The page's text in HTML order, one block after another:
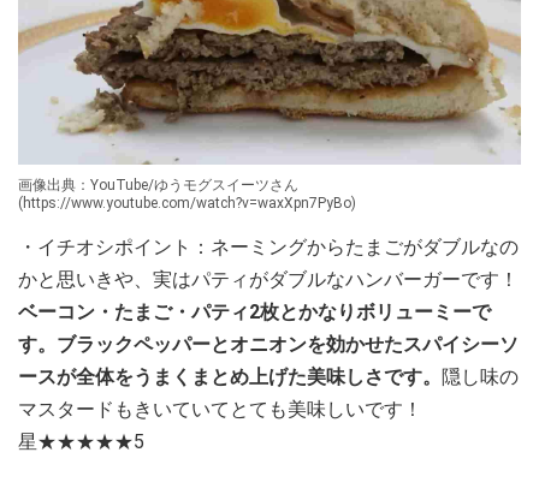
画像出典：YouTube/ゆうモグスイーツさん
(https://www.youtube.com/watch?v=waxXpn7PyBo)
・イチオシポイント：ネーミングからたまごがダブルなの
かと思いきや、実はパティがダブルなハンバーガーです！
ベーコン・たまご・パティ2枚とかなりボリューミーで
す。ブラックペッパーとオニオンを効かせたスパイシーソ
ースが全体をうまくまとめ上げた美味しさです。
隠し味の
マスタードもきいていてとても美味しいです！
星★★★★★5